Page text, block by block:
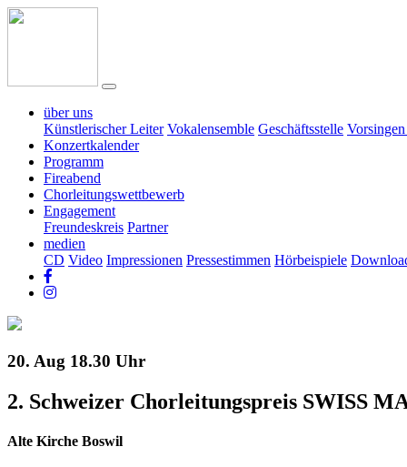
über uns
Künstlerischer Leiter Vokalensemble Geschäftsstelle
Konzertkalender
Programm
Fireabend
Chorleitungswettbewerb
Engagement
Freundeskreis Partner
medien
CD Video Impressionen Pressestimmen Hörbeispiele
20. Aug 18.30 Uhr
2. Schweizer Chorleitungspreis SWISS
Alte Kirche Boswil